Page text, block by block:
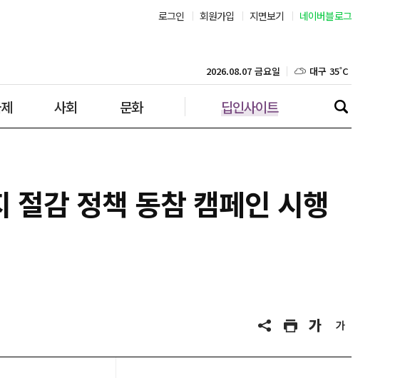
로그인 회원가입 지면보기 네이버블로그
사회 문화 딥인사이트
2026.08.07 금요일 대구 35˚C
인천 32˚C
울산 31˚C
감 정책 동참 캠페인 시행